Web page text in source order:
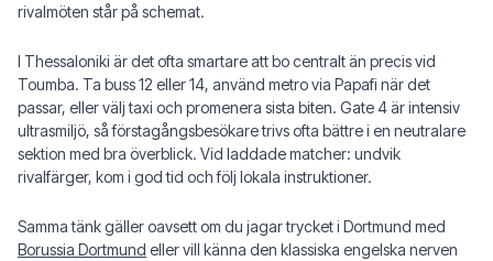
rivalmöten står på schemat.
I Thessaloniki är det ofta smartare att bo centralt än precis vid
Toumba. Ta buss 12 eller 14, använd metro via Papafi när det
passar, eller välj taxi och promenera sista biten. Gate 4 är intensiv
ultrasmiljö, så förstagångsbesökare trivs ofta bättre i en neutralare
sektion med bra överblick. Vid laddade matcher: undvik
rivalfärger, kom i god tid och följ lokala instruktioner.
Samma tänk gäller oavsett om du jagar trycket i Dortmund med
Borussia Dortmund eller vill känna den klassiska engelska nerven